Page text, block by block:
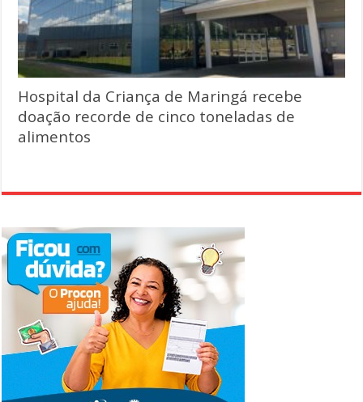
Hospital da Criança de Maringá recebe
doação recorde de cinco toneladas de
alimentos